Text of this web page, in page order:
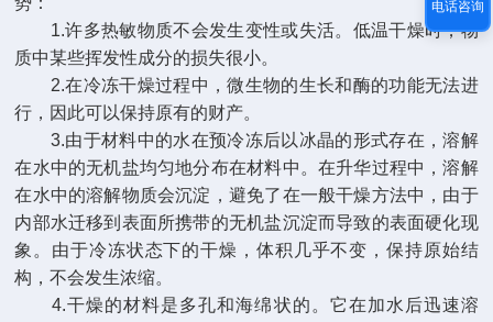
1.许多热敏物质不会发生变性或失活。低温干燥时，物
质中某些挥发性成分的损失很小。
2.在冷冻干燥过程中，微生物的生长和酶的功能无法进
行，因此可以保持原有的财产。
3.由于材料中的水在预冷冻后以冰晶的形式存在，溶解
在水中的无机盐均匀地分布在材料中。在升华过程中，溶解
在水中的溶解物质会沉淀，避免了在一般干燥方法中，由于
内部水迁移到表面所携带的无机盐沉淀而导致的表面硬化现
象。由于冷冻状态下的干燥，体积几乎不变，保持原始结
构，不会发生浓缩。
4.干燥的材料是多孔和海绵状的。它在加水后迅速溶
电话咨询